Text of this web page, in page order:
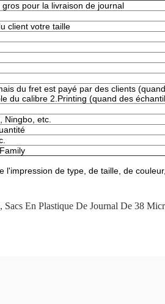
pour la livraison de journal
client votre taille
du fret est payé par des clients
du calibre 2.Printing (quand des
Ningbo, etc.
l'impression de type, de taille, de
, Sacs En Plastique De Journal De 38